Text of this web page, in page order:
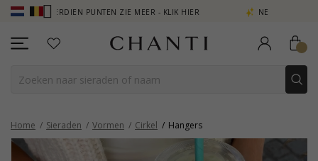
PUNTEN ZIE MEER - KLIK HIER NEW COLLECTION | AURA
Home Sieraden Vormen Cirkel Hangers